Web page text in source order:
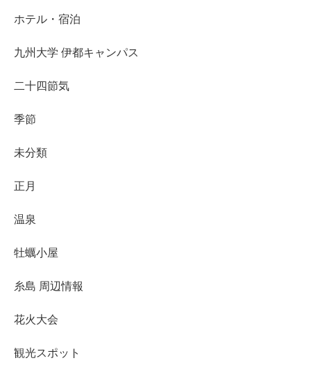
ホテル・宿泊
九州大学 伊都キャンパス
二十四節気
季節
未分類
正月
温泉
牡蠣小屋
糸島 周辺情報
花火大会
観光スポット